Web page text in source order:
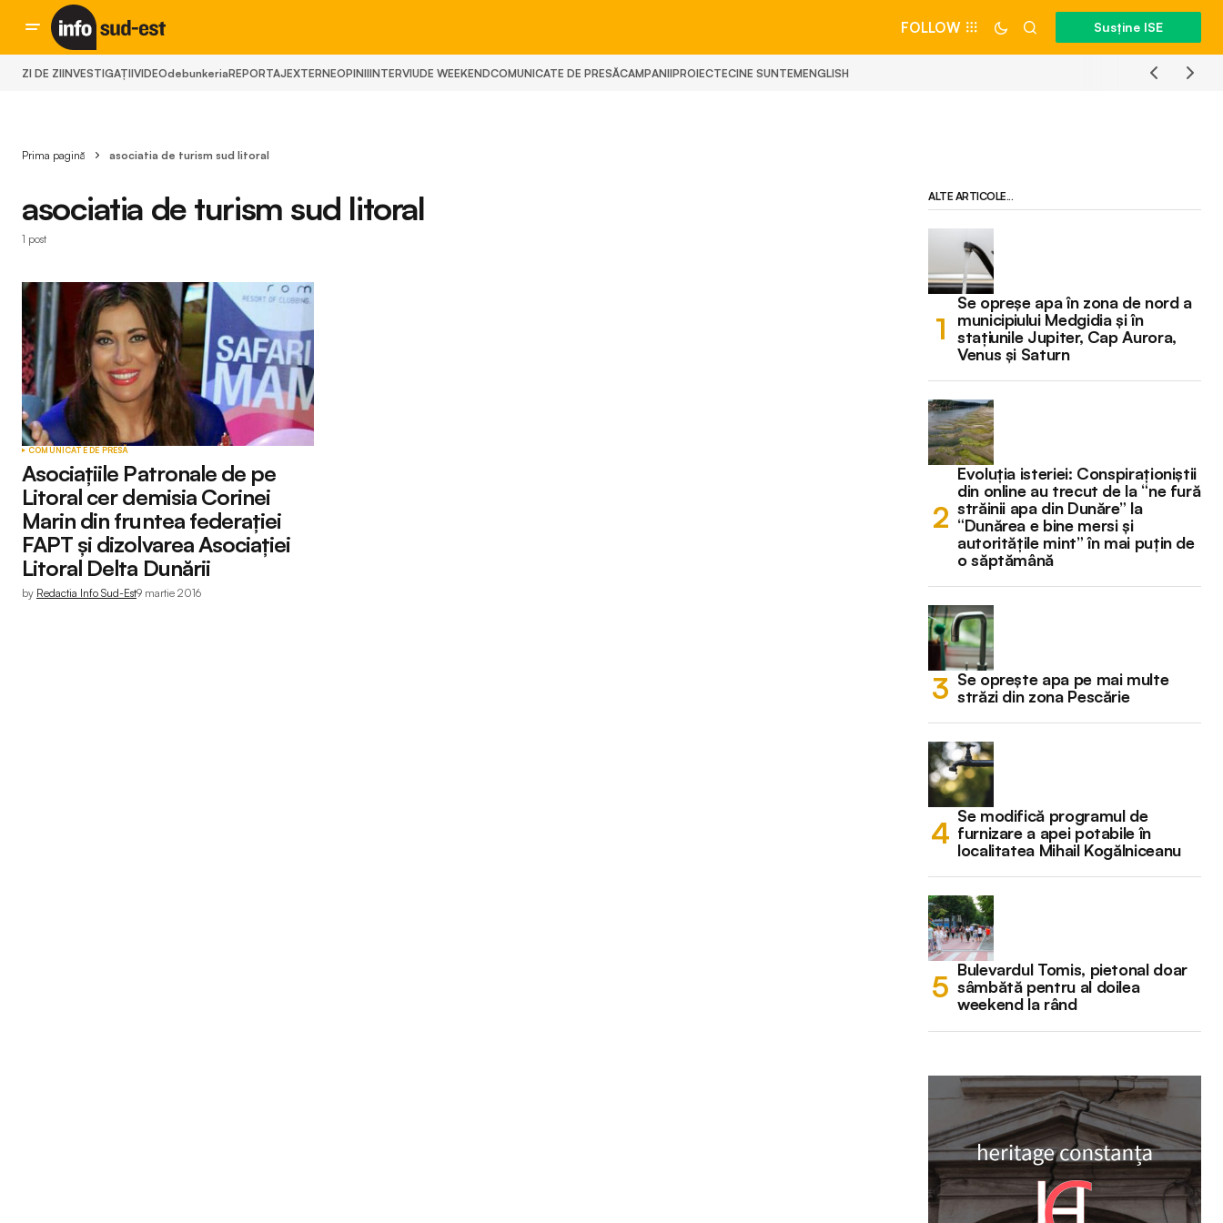
FOLLOW Susține ISE
ZI DE ZIINVESTIGAȚIIVIDEOdebunkeriaREPORTAJEXTERNEOPINIIINTERVIUDE WEEKENDCOMUNICATE DE PRESĂCAMPANIIPROIECTECINE SUNTEMENGLISH
Prima pagină asociatia de turism sud litoral
asociatia de turism sud litoral
1 post
COMUNICATE DE PRESĂ
Asociațiile Patronale de pe
Litoral cer demisia Corinei
Marin din fruntea federației
FAPT și dizolvarea Asociației
Litoral Delta Dunării
by Redactia Info Sud-Est9 martie 2016
ALTE ARTICOLE...
Se opreșe apa în zona de nord a
municipiului Medgidia și în
stațiunile Jupiter, Cap Aurora,
Venus și Saturn
Evoluția isteriei: Conspiraționiștii
din online au trecut de la “ne fură
străinii apa din Dunăre” la
“Dunărea e bine mersi și
autoritățile mint” în mai puțin de
o săptămână
Se oprește apa pe mai multe
străzi din zona Pescărie
Se modifică programul de
furnizare a apei potabile în
localitatea Mihail Kogălniceanu
Bulevardul Tomis, pietonal doar
sâmbătă pentru al doilea
weekend la rând